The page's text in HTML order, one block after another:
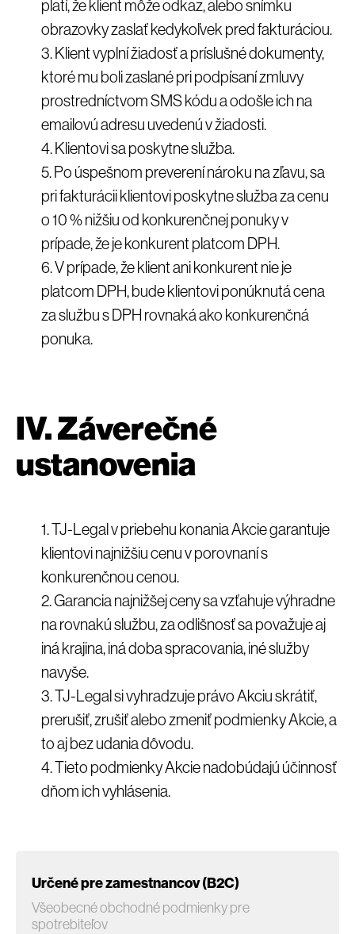
platí, že klient môže odkaz, alebo snímku
obrazovky zaslať kedykoľvek pred fakturáciou.
Klient vyplní žiadosť a príslušné dokumenty,
ktoré mu boli zaslané pri podpísaní zmluvy
prostredníctvom SMS kódu a odošle ich na
emailovú adresu uvedenú v žiadosti.
Klientovi sa poskytne služba.
Po úspešnom preverení nároku na zľavu, sa
pri fakturácii klientovi poskytne služba za cenu
o 10 % nižšiu od konkurenčnej ponuky v
prípade, že je konkurent platcom DPH.
V prípade, že klient ani konkurent nie je
platcom DPH, bude klientovi ponúknutá cena
za službu s DPH rovnaká ako konkurenčná
ponuka.
IV. Záverečné
ustanovenia
TJ-Legal v priebehu konania Akcie garantuje
klientovi najnižšiu cenu v porovnaní s
konkurenčnou cenou.
Garancia najnižšej ceny sa vzťahuje výhradne
na rovnakú službu, za odlišnosť sa považuje aj
iná krajina, iná doba spracovania, iné služby
navyše.
TJ-Legal si vyhradzuje právo Akciu skrátiť,
prerušiť, zrušiť alebo zmeniť podmienky Akcie, a
to aj bez udania dôvodu.
Tieto podmienky Akcie nadobúdajú účinnosť
dňom ich vyhlásenia.
Určené pre zamestnancov (B2C)
Všeobecné obchodné podmienky pre
spotrebiteľov